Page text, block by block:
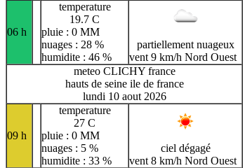
06 h
temperature
19.7 C
pluie : 0 MM
nuages : 28 %
humidite : 46 %
partiellement nuageux
vent 9 km/h Nord Ouest
meteo CLICHY france
hauts de seine ile de france
lundi 10 aout 2026
09 h
temperature
27 C
pluie : 0 MM
nuages : 5 %
humidite : 33 %
ciel dégagé
vent 8 km/h Nord Ouest